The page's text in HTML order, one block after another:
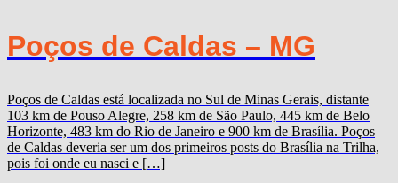
Poços de Caldas – MG
Poços de Caldas está localizada no Sul de Minas Gerais, distante
103 km de Pouso Alegre, 258 km de São Paulo, 445 km de Belo
Horizonte, 483 km do Rio de Janeiro e 900 km de Brasília. Poços
de Caldas deveria ser um dos primeiros posts do Brasília na Trilha,
pois foi onde eu nasci e […]